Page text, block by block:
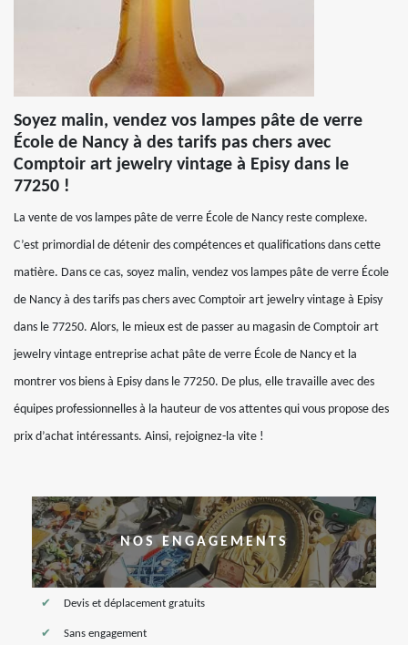
Soyez malin, vendez vos lampes pâte de verre
École de Nancy à des tarifs pas chers avec
Comptoir art jewelry vintage à Episy dans le
77250 !
La vente de vos lampes pâte de verre École de Nancy reste complexe.
C’est primordial de détenir des compétences et qualifications dans cette
matière. Dans ce cas, soyez malin, vendez vos lampes pâte de verre École
de Nancy à des tarifs pas chers avec Comptoir art jewelry vintage à Episy
dans le 77250. Alors, le mieux est de passer au magasin de Comptoir art
jewelry vintage entreprise achat pâte de verre École de Nancy et la
montrer vos biens à Episy dans le 77250. De plus, elle travaille avec des
équipes professionnelles à la hauteur de vos attentes qui vous propose des
prix d’achat intéressants. Ainsi, rejoignez-la vite !
NOS ENGAGEMENTS
Devis et déplacement gratuits
Sans engagement